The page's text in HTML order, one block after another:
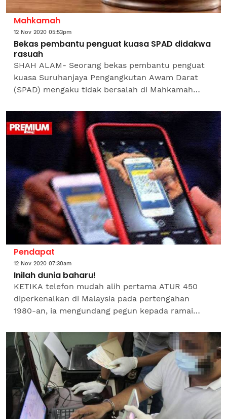
Mahkamah
12 Nov 2020 05:53pm
Bekas pembantu penguat kuasa SPAD didakwa
rasuah
SHAH ALAM- Seorang bekas pembantu penguat
kuasa Suruhanjaya Pengangkutan Awam Darat
(SPAD) mengaku tidak bersalah di Mahkamah
menerima rasuah berjumlah...
Pendapat
12 Nov 2020 07:30am
Inilah dunia baharu!
KETIKA telefon mudah alih pertama ATUR 450
diperkenalkan di Malaysia pada pertengahan
1980-an, ia mengundang pegun kepada ramai
biasa’ itu tetapi...